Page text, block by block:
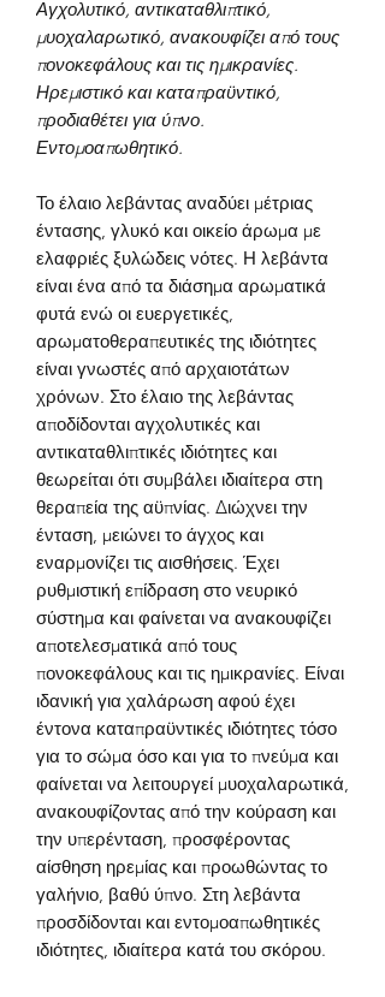
Αγχολυτικό, αντικαταθλιπτικό,
μυοχαλαρωτικό, ανακουφίζει από τους
πονοκεφάλους και τις ημικρανίες.
Ηρεμιστικό και καταπραϋντικό,
προδιαθέτει για ύπνο.
Εντομοαπωθητικό.
Το έλαιο λεβάντας αναδύει μέτριας
έντασης, γλυκό και οικείο άρωμα με
ελαφριές ξυλώδεις νότες. Η λεβάντα
είναι ένα από τα διάσημα αρωματικά
φυτά ενώ οι ευεργετικές,
αρωματοθεραπευτικές της ιδιότητες
είναι γνωστές από αρχαιοτάτων
χρόνων. Στο έλαιο της λεβάντας
αποδίδονται αγχολυτικές και
αντικαταθλιπτικές ιδιότητες και
θεωρείται ότι συμβάλει ιδιαίτερα στη
θεραπεία της αϋπνίας. Διώχνει την
ένταση, μειώνει το άγχος και
εναρμονίζει τις αισθήσεις. Έχει
ρυθμιστική επίδραση στο νευρικό
σύστημα και φαίνεται να ανακουφίζει
αποτελεσματικά από τους
πονοκεφάλους και τις ημικρανίες. Είναι
ιδανική για χαλάρωση αφού έχει
έντονα καταπραϋντικές ιδιότητες τόσο
για το σώμα όσο και για το πνεύμα και
φαίνεται να λειτουργεί μυοχαλαρωτικά,
ανακουφίζοντας από την κούραση και
την υπερένταση, προσφέροντας
αίσθηση ηρεμίας και προωθώντας το
γαλήνιο, βαθύ ύπνο. Στη λεβάντα
προσδίδονται και εντομοαπωθητικές
ιδιότητες, ιδιαίτερα κατά του σκόρου.